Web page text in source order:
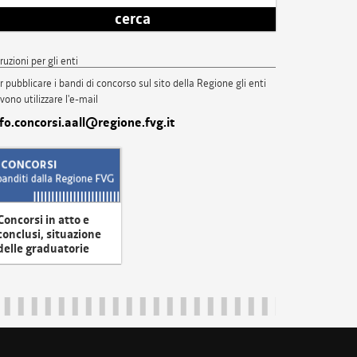
cerca
per gli enti
pubblicare i bandi di concorso sul sito della Regione gli enti
utilizzare l'e-mail
in atto e
situazione
graduatorie